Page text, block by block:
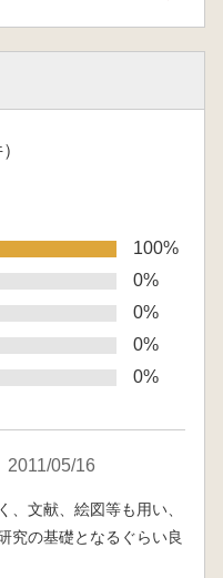
100%
0%
0%
0%
0%
2011/05/16
、文献、絵図等も用い、
究の基礎となるぐらい良